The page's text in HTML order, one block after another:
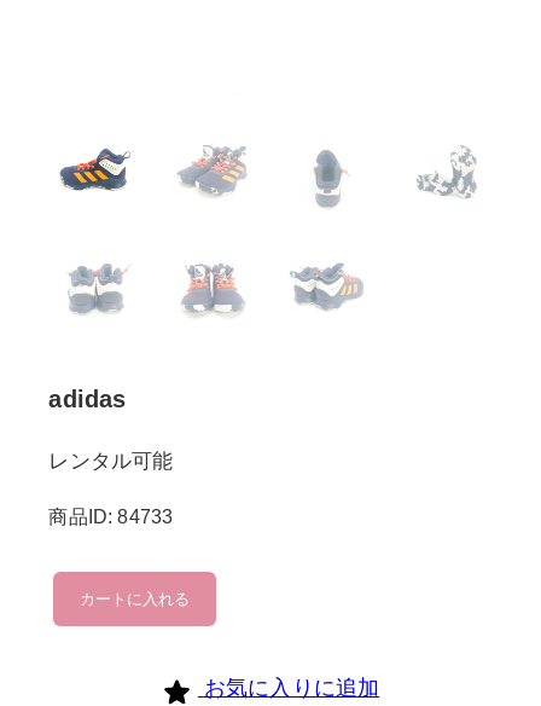
adidas
レンタル可能
商品ID: 84733
adidas
個
カートに入れる
お気に入りに追加